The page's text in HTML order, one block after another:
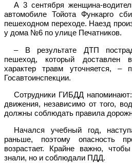
А 3 сентября женщина-
автомобиле Тойота Функарго
пешеходном переходе. Наезд
у дома №6 по улице Печатников.
– В результате ДТП
пешеход, который доставлен
характер травм уточняется, –
Госавтоинспекции.
Сотрудники ГИБДД
движения, независимо от того,
должны соблюдать правила
Начался учебный год,
раньше, поэтому опасность
возрастает. Крайне важно,
знали, но и соблюдали ПДД.